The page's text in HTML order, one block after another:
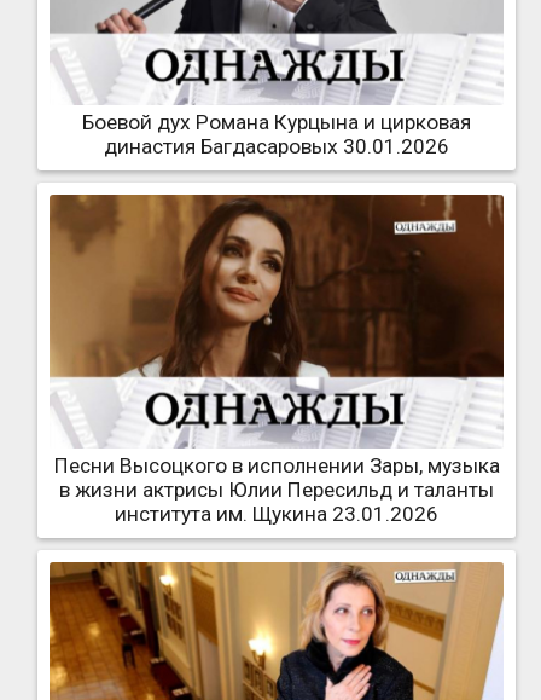
Боевой дух Романа Курцына и цирковая
династия Багдасаровых 30.01.2026
Песни Высоцкого в исполнении Зары, музыка
в жизни актрисы Юлии Пересильд и таланты
института им. Щукина 23.01.2026